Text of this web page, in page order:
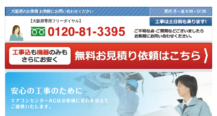
大阪府のお客様 お気軽にお問い合わせください 受付 月～金 9:00～17:30
【大阪府専用フリーダイヤル】